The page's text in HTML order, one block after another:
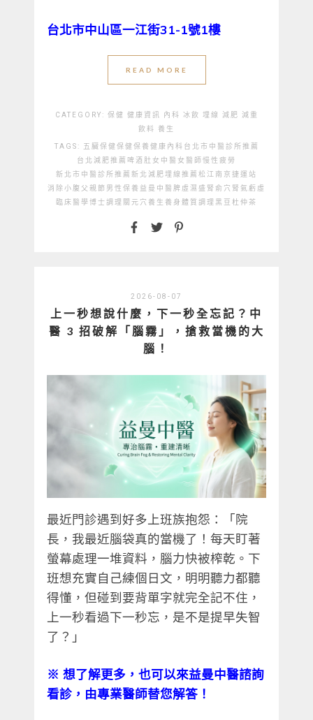
台北市中山區一江街31-1號1樓
READ MORE
CATEGORY: 保健 健康資訊 內科 冰飲 埋線 減肥
減重
飲料
養生
TAGS: 五臟保健保健保養 健康 內科 台北市中醫診所推薦
台北減肥推薦 啤酒肚 女中醫 女醫師 慢性疲勞
新北市中醫診所推薦 新北減肥埋線推薦 松江南京捷運站
消除小腹 父親節 男性保養 益曼中醫 脾虛濕盛 腎俞穴 腎氣虧虛
臨床醫學博士調理 關元穴 養生 養身 體質調理 黑豆杜仲茶
2026-08-07
上一秒想說什麼，下一秒全忘記？中
醫 3 招破解「腦霧」，搶救當機的大
腦！
最近門診遇到好多上班族抱怨：「院
長，我最近腦袋真的當機了！每天盯著
螢幕處理一堆資料，腦力快被榨乾。下
班想充實自己練個日文，明明聽力都聽
得懂，但碰到要背單字就完全記不住，
上一秒看過下一秒忘，是不是提早失智
了？」
※ 想了解更多，也可以來益曼中醫諮詢
看診，由專業醫師替您解答！